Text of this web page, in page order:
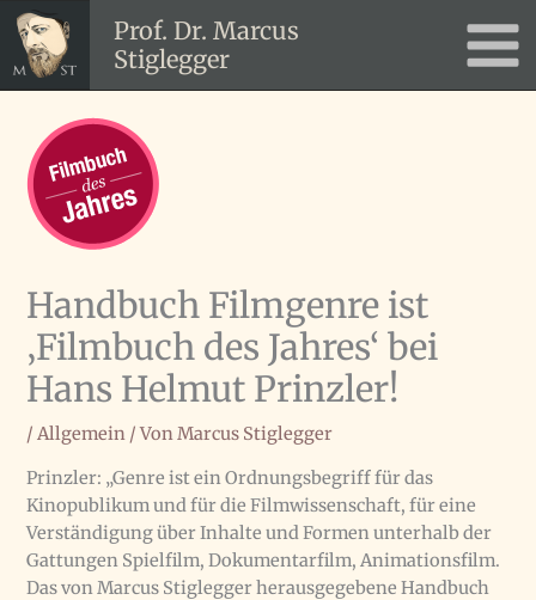
Zum
Inhalt
springen
Prof. Dr. Marcus
Stiglegger
Main
Handbuch Filmgenre ist
‚Filmbuch des Jahres‘ bei
Hans Helmut Prinzler!
/Allgemein / VonMarcus Stiglegger
Prinzler: „Genre ist ein Ordnungsbegriff für das
Kinopublikum und für die Filmwissenschaft, für eine
Verständigung über Inhalte und Formen unterhalb der
Gattungen Spielfilm, Dokumentarfilm, Animationsfilm.
Das von Marcus Stiglegger herausgegebene Handbuch